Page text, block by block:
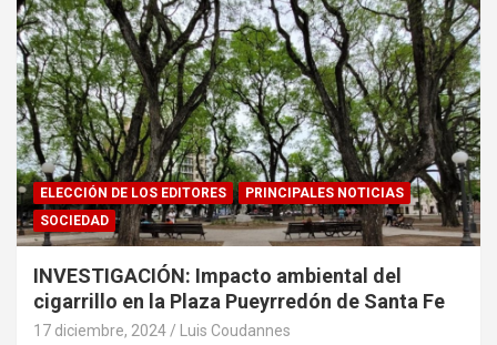
ELECCIÓN DE LOS EDITORES
PRINCIPALES NOTICIAS
SOCIEDAD
INVESTIGACIÓN: Impacto ambiental del
cigarrillo en la Plaza Pueyrredón de Santa Fe
17 diciembre, 2024 Luis Coudannes